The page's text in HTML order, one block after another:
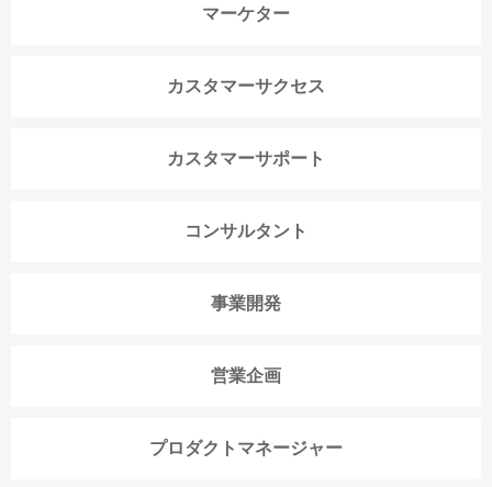
マーケター
カスタマーサクセス
カスタマーサポート
コンサルタント
事業開発
営業企画
プロダクトマネージャー